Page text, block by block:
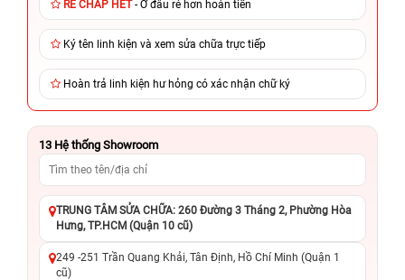
RẺ CHẤP HẾT- Ở đâu rẻ hơn hoàn tiền
Ký tên linh kiện và xem sửa chữa trực tiếp
Hoàn trả linh kiện hư hỏng có xác nhận chữ ký
13 Hệ thống Showroom
TRUNG TÂM SỬA CHỮA: 260 Đường 3 Tháng 2, Phường Hòa
Hưng, TP.HCM (Quận 10 cũ)
249 -251 Trần Quang Khải, Tân Định, Hồ Chí Minh (Quận 1
cũ)